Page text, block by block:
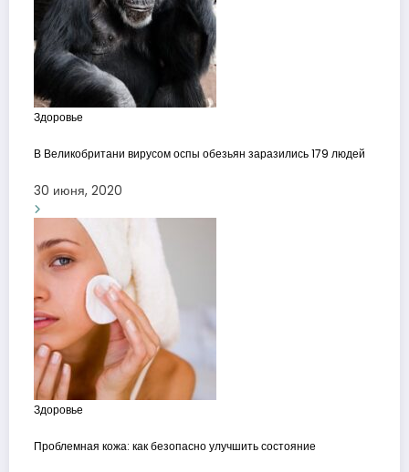
Здоровье
В Великобритани вирусом оспы обезьян заразились 179 людей
30 июня, 2020
Здоровье
Проблемная кожа: как безопасно улучшить состояние